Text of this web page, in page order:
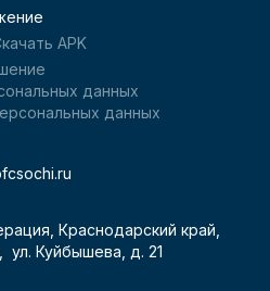
APK
данных
данных
Краснодарский край,
ул. Куйбышева, д. 21